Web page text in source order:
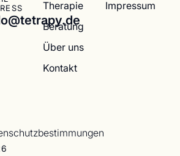
Therapie
Beratung
Über uns
Kontakt
Impressum